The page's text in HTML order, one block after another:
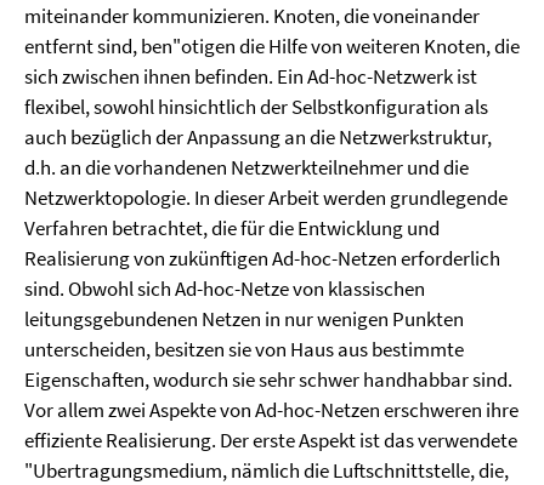
miteinander kommunizieren. Knoten, die voneinander
entfernt sind, ben"otigen die Hilfe von weiteren Knoten, die
sich zwischen ihnen befinden. Ein Ad-hoc-Netzwerk ist
flexibel, sowohl hinsichtlich der Selbstkonfiguration als
auch bezüglich der Anpassung an die Netzwerkstruktur,
d.h. an die vorhandenen Netzwerkteilnehmer und die
Netzwerktopologie. In dieser Arbeit werden grundlegende
Verfahren betrachtet, die für die Entwicklung und
Realisierung von zukünftigen Ad-hoc-Netzen erforderlich
sind. Obwohl sich Ad-hoc-Netze von klassischen
leitungsgebundenen Netzen in nur wenigen Punkten
unterscheiden, besitzen sie von Haus aus bestimmte
Eigenschaften, wodurch sie sehr schwer handhabbar sind.
Vor allem zwei Aspekte von Ad-hoc-Netzen erschweren ihre
effiziente Realisierung. Der erste Aspekt ist das verwendete
"Ubertragungsmedium, nämlich die Luftschnittstelle, die,